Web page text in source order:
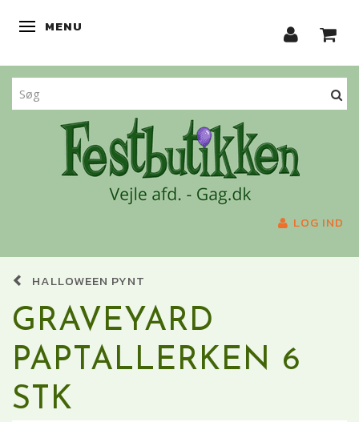
SKIFTE NAVIGATION
MENU
LOG IND
HALLOWEEN PYNT
GRAVEYARD
PAPTALLERKEN 6
STK